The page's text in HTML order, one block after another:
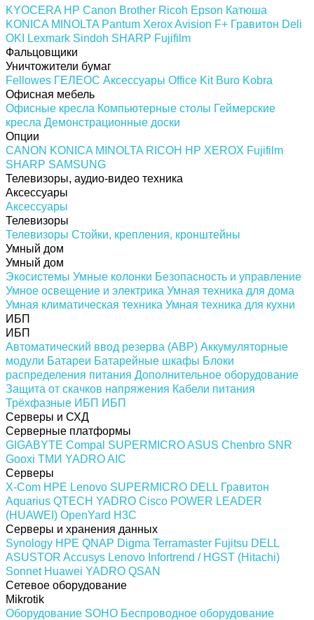
KYOCERA HP Canon Brother Ricoh Epson Катюша
KONICA MINOLTA Pantum XeroxAvision F+ Гравитон Deli
OKI
Lexmark Sindoh SHARP Fujifilm
Фальцовщики
Уничтожители бумаг
Fellowes ГЕЛЕОС Аксессуары Office Kit Buro Kobra
Офисная мебель
Офисные кресла Компьютерные столы Геймерские
кресла Демонстрационные доски
Опции
CANON KONICA MINOLTA RICOH HP XEROX Fujifilm
SHARP SAMSUNG
Телевизоры, аудио-видео техника
Аксессуары
Аксессуары
Телевизоры
Телевизоры Стойки, крепления, кронштейны
Умный дом
Умный дом
Экосистемы Умные колонки Безопасность и управление
Умное освещение и электрика Умная техника для дома
Умная климатическая техника Умная техника для кухни
ИБП
ИБП
Автоматический ввод резерва (АВР) Аккумуляторные
модули Батареи Батарейные шкафы Блоки
распределения питания Дополнительное оборудование
Защита от скачков напряжения Кабели питания
Трёхфазные ИБП ИБП
Серверы и СХД
Серверные платформы
GIGABYTE Compal SUPERMICROASUS Chenbro SNR
Gooxi ТМИ YADROAIC
Серверы
X-Com HPE Lenovo SUPERMICRO DELL Гравитон
Aquarius QTECH YADRO Cisco POWER LEADER
(HUAWEI) OpenYard H3C
Серверы и хранения данных
Synology HPE QNAP Digma Terramaster Fujitsu DELL
ASUSTOR Accusys Lenovo Infortrend / HGST (Hitachi)
Sonnet Huawei YADRO QSAN
Сетевое оборудование
Mikrotik
Оборудование SOHO Беспроводное оборудование